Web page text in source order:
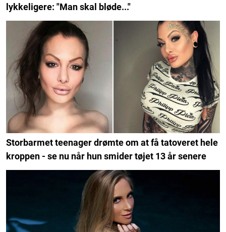
lykkeligere: "Man skal bløde..."
Storbarmet teenager drømte om at få tatoveret hele
kroppen - se nu når hun smider tøjet 13 år senere